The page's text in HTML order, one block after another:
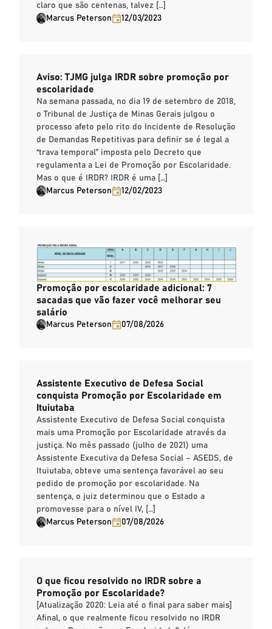
claro que são centenas, talvez […]
Marcus Peterson
12/03/2023
Aviso: TJMG julga IRDR sobre promoção por
escolaridade
Na semana passada, no dia 19 de setembro de 2018,
o Tribunal de Justiça de Minas Gerais julgou o
processo afeto pelo rito do Incidente de Resolução
de Demandas Repetitivas para definir se é legal a
“trava temporal” imposta pelo Decreto que
regulamenta a Lei de Promoção por Escolaridade.
Mas o que é IRDR? IRDR é uma […]
Marcus Peterson
12/02/2023
Promoção por escolaridade adicional: 7
sacadas que vão fazer você melhorar seu
salário
Marcus Peterson 07/08/2026
Assistente Executivo de Defesa Social
conquista Promoção por Escolaridade em
Ituiutaba
Assistente Executivo de Defesa Social conquista
mais uma Promoção por Escolaridade através da
justiça. No mês passado (julho de 2021) uma
Assistente Executiva da Defesa Social – ASEDS, de
Ituiutaba, obteve uma sentença favorável ao seu
pedido de promoção por escolaridade. Na
sentença, o juiz determinou que o Estado a
promovesse para o nível IV, […]
Marcus Peterson
07/08/2026
O que ficou resolvido no IRDR sobre a
Promoção por Escolaridade?
[Atualização 2020: Leia até o final para saber mais]
Afinal, o que realmente ficou resolvido no IRDR